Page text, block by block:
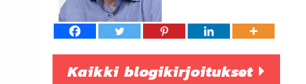
Kaikki blogikirjoitukset